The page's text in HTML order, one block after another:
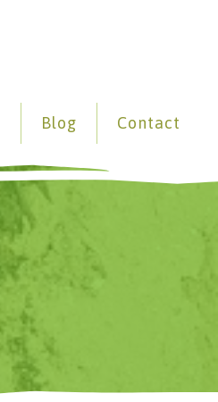
Blog Contact